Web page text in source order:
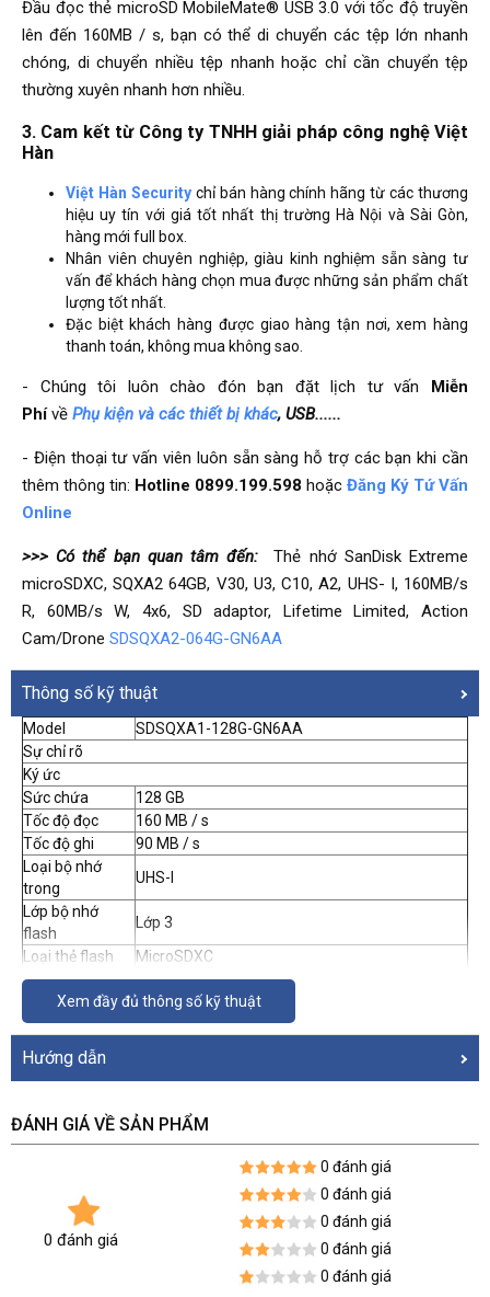
Đầu đọc thẻ microSD MobileMate® USB 3.0 với tốc độ truyền
lên đến 160MB / s, bạn có thể di chuyển các tệp lớn nhanh
chóng, di chuyển nhiều tệp nhanh hoặc chỉ cần chuyển tệp
thường xuyên nhanh hơn nhiều.
3. Cam kết từ Công ty TNHH giải pháp công nghệ Việt
Hàn
Việt Hàn Securitychỉ bán hàng chính hãng từ các thương
hiệu uy tín với giá tốt nhất thị trường Hà Nội và Sài Gòn,
hàng mới full box.
Nhân viên chuyên nghiệp, giàu kinh nghiệm sẵn sàng tư
vấn để khách hàng chọn mua được những sản phẩm chất
lượng tốt nhất.
Đặc biệt khách hàng được giao hàng tận nơi, xem hàng
thanh toán, không mua không sao.
- Chúng tôi luôn chào đón bạn đặt lịch tư vấn Miễn
Phívề Phụ kiện và các thiết bị khác, USB......
- Điện thoại tư vấn viên luôn sẵn sàng hỗ trợ các bạn khi cần
thêm thông tin: Hotline 0899.199.598 hoặc Đăng Ký Tứ Vấn
Online
>>> Có thể bạn quan tâm đến:Thẻ nhớ SanDisk Extreme
microSDXC, SQXA2 64GB, V30, U3, C10, A2, UHS- I, 160MB/s
R, 60MB/s W, 4x6, SD adaptor, Lifetime Limited, Action
Cam/Drone SDSQXA2-064G-GN6AA
Thông số kỹ thuật
Model
SDSQXA1-128G-GN6AA
Sự chỉ rõ
Ký ức
Sức chứa
128 GB
Tốc độ đọc
160 MB / s
Tốc độ ghi
90 MB / s
Loại bộ nhớ
trong
UHS-I
Lớp bộ nhớ
flash
Lớp 3
Loại thẻ flash
MicroSDXC
Cấp tốc độ UHS Lớp 3 (U3)
Loại tốc độ
video
V30
Thiết kế
Màu sắc sản
Màu be, đỏ
Các tính năng
bảo vệ
Chống va đập, chịu nhiệt, chống thấm nước
Loại bộ nhớ
trong
Chống va đập, chịu nhiệt, chống thấm nước
Xem đầy đủ thông số kỹ thuật
Hướng dẫn
ĐÁNH GIÁ VỀ SẢN PHẨM
0 đánh giá
0 đánh giá
0 đánh giá
0 đánh giá
0 đánh giá
0 đánh giá